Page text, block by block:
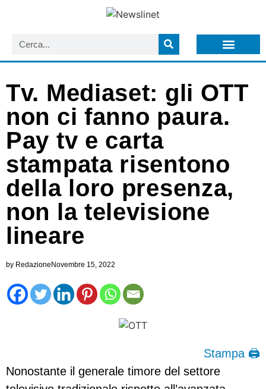
Tv. Mediaset: gli OTT
non ci fanno paura.
Pay tv e carta
stampata risentono
della loro presenza,
non la televisione
lineare
by RedazioneNovembre 15, 2022
Stampa 🖨
Nonostante il generale timore del settore